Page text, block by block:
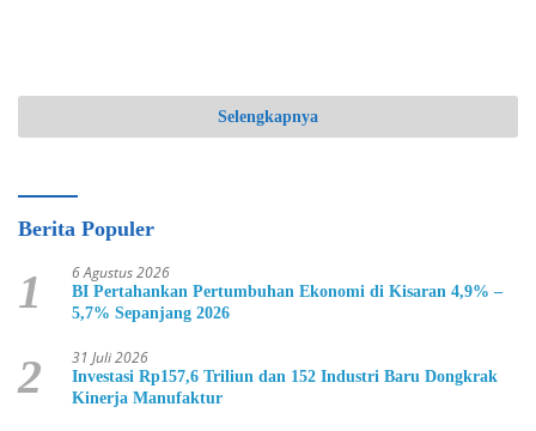
Selengkapnya
Berita Populer
1 6 Agustus 2026
BI Pertahankan Pertumbuhan Ekonomi di Kisaran 4,9% –
5,7% Sepanjang 2026
2 31 Juli 2026
Investasi Rp157,6 Triliun dan 152 Industri Baru Dongkrak
Kinerja Manufaktur